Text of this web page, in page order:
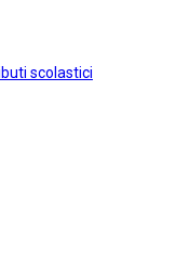
scolastici